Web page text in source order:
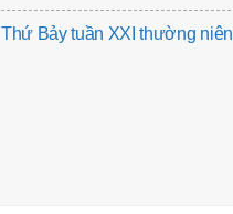
Thứ Bảy tuần XXI thường niên